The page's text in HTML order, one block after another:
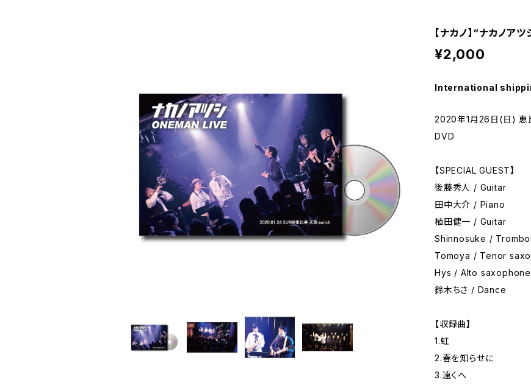
【ナカノ】“ナカノア
¥2,000
International
2020年1月26日(日) 恵
DVD
【SPECIAL GUEST】
後藤秀人 / Guitar
田中大介 / Piano
植田健一 / Guitar
Shinnosuke /
Tomoya / Tenor
Hys / Alto saxophone
鈴木ちさ / Dance
【収録曲】
1.虹
2.春を知らせに
3.遠くへ